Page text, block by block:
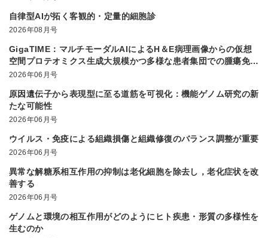
自律型AIが拓く客観的・定量的細胞診
2026年08月号
GigaTIME：マルチモーダルAIによるH＆E病理画像からの仮想
空間プロテオミクス生成大規模かつ多様な患者集団での腫瘍免疫
微小環境解析を実現
2026年06月号
原因遺伝子から表現型に至る道筋を可視化：機能ゲノム研究の新
たな可能性
2026年06月号
ウイルス・免疫による組織損傷と組織修復のバランス調整が重要
2026年06月号
異常な解糖系相互作用の抑制は老化細胞を除去し，老化症状を改
善する
2026年06月号
ゲノムと環境の相互作用がどのようにヒト疾患・形質の多様性を
生むのか